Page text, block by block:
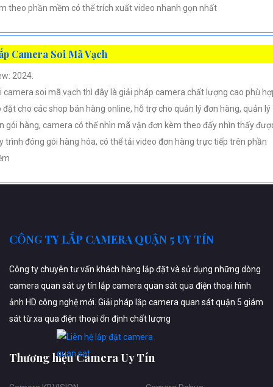
theo phần mềm có thể trích xuất video nhanh gọn nhất
Camera Soi Mã Vạch
2024.
camera soi mã vạch thì đây là giải pháp camera chất lượng cao phù
đặt cho các shop bán hàng online, hỗ trợ cho quản lý đơn hàng, quản lý
gói hàng, camera có thể nhìn mã vận đơn kèm theo đấy nhìn thấy
trình đóng gói hàng hóa, có thể tải video đơn hàng trực tiếp trên phần
CÔNG TY LẮP CAMERA QUẬN 5 UY TÍN
Công ty chuyên tư vấn khách hàng lắp đặt và sử dụng những dòng
camera quan sát uy tín lắp camera quan sát qua điện thoại hình
ảnh HD công nghệ mới. Giải pháp lắp camera quan sát quận 5 giám
sát từ xa qua điện thoại ổn định chất lượng
Thương hiệu Camera Uy Tín